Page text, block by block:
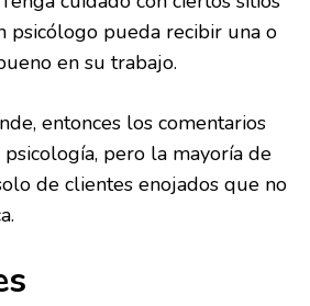
psicólogo pueda recibir una o
en su trabajo.
entonces los comentarios
pero la mayoría de
de clientes enojados que no